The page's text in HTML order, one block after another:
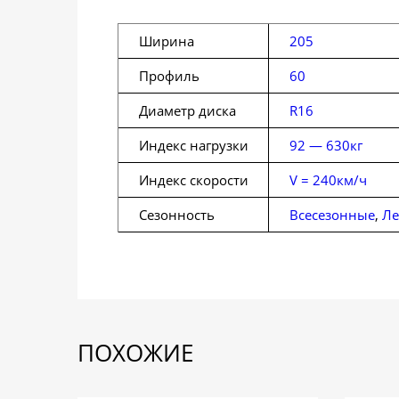
Ширина
205
Профиль
60
Диаметр диска
R16
Индекс нагрузки
92 — 630кг
Индекс скорости
V = 240км/ч
Сезонность
Всесезонные,
ПОХОЖИЕ